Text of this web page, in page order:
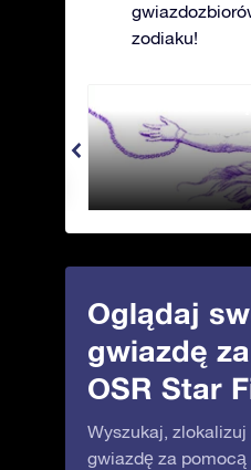
zodiaku!
Andromeda -
Oglądaj
gwiazdę
OSR Star
Wyszukaj,
gwiazdę za